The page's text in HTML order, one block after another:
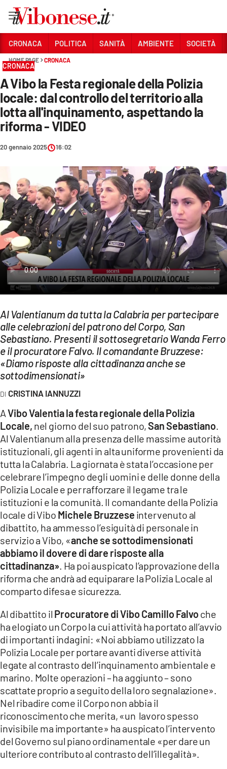
Sezioni
CRONACA
POLITICA
SANITÀ
AMBIENTE
CULTURA
ECONOMIA E LAVORO
EVENTI
SPORT
Streaming
LAC NETWORK
LAC ONAIR
LaC
LACTV.IT
LACONAIR.IT
LACITYMAG.IT
ILREGGINO.IT
COSENZACHANNEL.IT
ILVIBONESE.IT
CATANZAROCHANNEL.IT
LACAPITALENEWS.IT
ANDROID
APPLE
CRONACA POLITICA SANITÀ AMBIENTE SOCIETÀ
HOME PAGE CRONACA
CRONACA
A Vibo la Festa regionale della Polizia
locale: dal controllo del territorio alla
lotta all'inquinamento, aspettando la
riforma - VIDEO
20 gennaio 2025 16:02
Al Valentianum da tutta la Calabria per partecipare
alle celebrazioni del patrono del Corpo, San
Sebastiano. Presenti il sottosegretario Wanda Ferro
e il procuratore Falvo. Il comandante Bruzzese:
«Diamo risposte alla cittadinanza anche se
sottodimensionati»
CRISTINA IANNUZZI
AVibo Valentia la festa regionale della Polizia
Locale, nel giorno del suo patrono,San Sebastiano.
Al Valentianum alla presenza delle massime autorità
istituzionali, gli agenti in alta uniforme provenienti da
tutta la Calabria. La giornata è stata l’occasione per
celebrare l’impegno degli uomini e delle donne della
Polizia Locale e per rafforzare il legame tra le
istituzioni e la comunità. Il comandante della Polizia
locale di Vibo Michele Bruzzese intervenuto al
dibattito, ha ammesso l’esiguità di personale in
servizio a Vibo, «anche se sottodimensionati
abbiamo il dovere di dare risposte alla
cittadinanza». Ha poi auspicato l’approvazione della
riforma che andrà ad equiparare la Polizia Locale al
comparto difesa e sicurezza.
Al dibattito il Procuratore di Vibo Camillo Falvoche
ha elogiato un Corpo la cui attività ha portato all’avvio
di importanti indagini: «Noi abbiamo utilizzato la
Polizia Locale per portare avanti diverse attività
legate al contrasto dell’inquinamento ambientale e
marino. Molte operazioni – ha aggiunto – sono
scattate proprio a seguito della loro segnalazione».
Nel ribadire come il Corpo non abbia il
riconoscimento che merita, «un lavoro spesso
invisibile ma importante» ha auspicato l’intervento
del Governo sul piano ordinamentale «per dare un
ulteriore contributo al contrasto dell’illegalità».